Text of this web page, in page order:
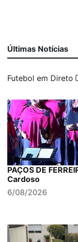
Últimas Notícias
Futebol em Direto
PAÇOS DE
Cardoso
6/08/2026